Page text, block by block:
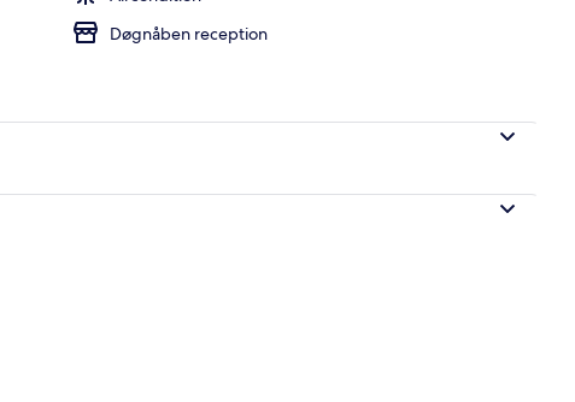
Døgnåben reception